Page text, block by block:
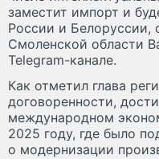
заместит импорт и
России и Белоруссии,
Смоленской области
Telegram-канале.
Как отметил глава
договоренности,
международном
2025 году, где было
о модернизации